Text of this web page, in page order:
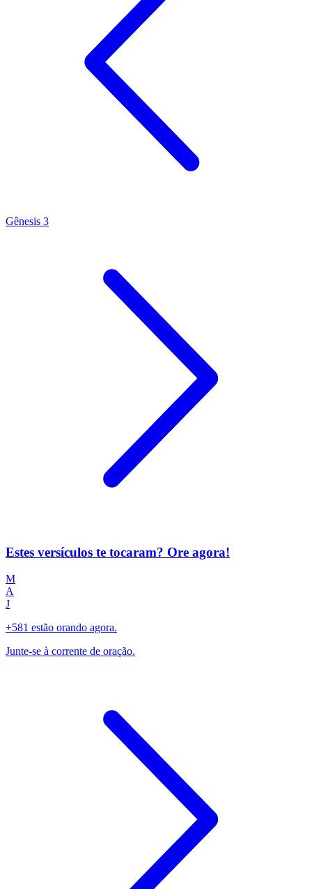
Gênesis 3
Estes versículos te tocaram? Ore agora!
M
A
J
+581 estão orando agora.
Junte-se à corrente de oração.